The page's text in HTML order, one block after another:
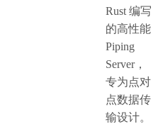
Rust 编写
的高性能
Piping
Server，
专为点对
点数据传
输设计。